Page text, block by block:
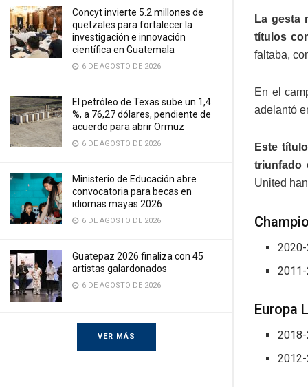
Concyt invierte 5.2 millones de
quetzales para fortalecer la
investigación e innovación
científica en Guatemala
6 DE AGOSTO DE 2026
El petróleo de Texas sube un 1,4
%, a 76,27 dólares, pendiente de
acuerdo para abrir Ormuz
6 DE AGOSTO DE 2026
Ministerio de Educación abre
convocatoria para becas en
idiomas mayas 2026
6 DE AGOSTO DE 2026
Guatepaz 2026 finaliza con 45
artistas galardonados
6 DE AGOSTO DE 2026
VER MÁS
La gesta
títulos
faltaba,
En el
adelantó
Este
triunfado
United
Europa